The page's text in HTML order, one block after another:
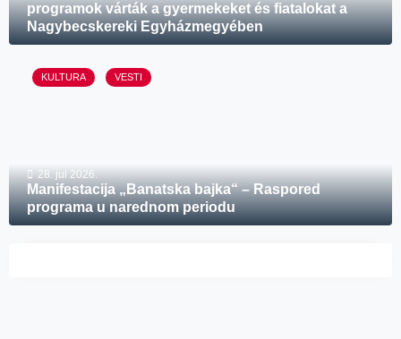
programok várták a gyermekeket és fiatalokat a
Nagybecskereki Egyházmegyében
KULTURA VESTI
28. jul 2026.
Manifestacija „Banatska bajka“ – Raspored
programa u narednom periodu